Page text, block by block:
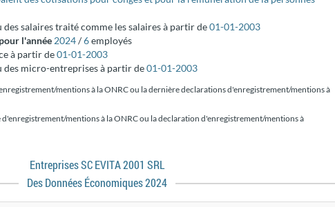
salaires traité comme les salaires à partir de01-01-2003
l'année 2024/6employés
à partir de01-01-2003
micro-entreprises à partir de01-01-2003
mentions à la ONRC ou la dernière declarations d'enregistrement/mentions à
mentions à la ONRC ou la declaration d'enregistrement/mentions à
Entreprises SC EVITA 2001 SRL
Des Données Économiques 2024